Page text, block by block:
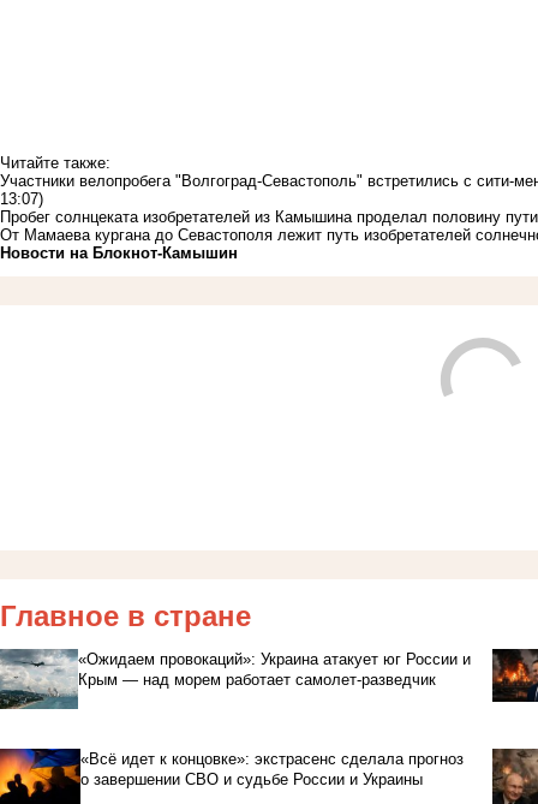
Читайте также:
Участники велопробега "Волгоград-Севастополь" встретились с
13:07)
Пробег солнцеката изобретателей из Камышина проделал половину
От Мамаева кургана до Севастополя лежит путь изобретателей
Новости на Блoкнoт-Камышин
Главное в стране
«Ожидаем провокаций»: Украина атакует юг России и
Крым — над морем работает самолет-разведчик
«Всё идет к концовке»: экстрасенс сделала прогноз
о завершении СВО и судьбе России и Украины